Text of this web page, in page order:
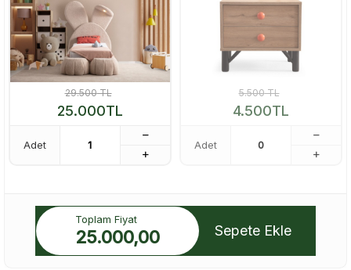
29.500TL
25.000TL
Adet
5.500TL
4.500TL
Adet
Toplam Fiyat
25.000,00 Sepete Ekle